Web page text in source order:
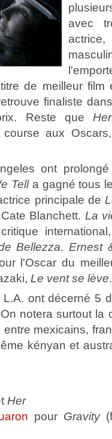
avec
de meilleur film
finaliste
Reste que Her
course aux
ont
Tella gagné tous
principale de
Blanchett. La
Bellezza.Ernest
l'Oscar du
Le vent se lève.
ont décerné 5
notera surtout la
mexicains,
kényan et
Her
pour Gravity